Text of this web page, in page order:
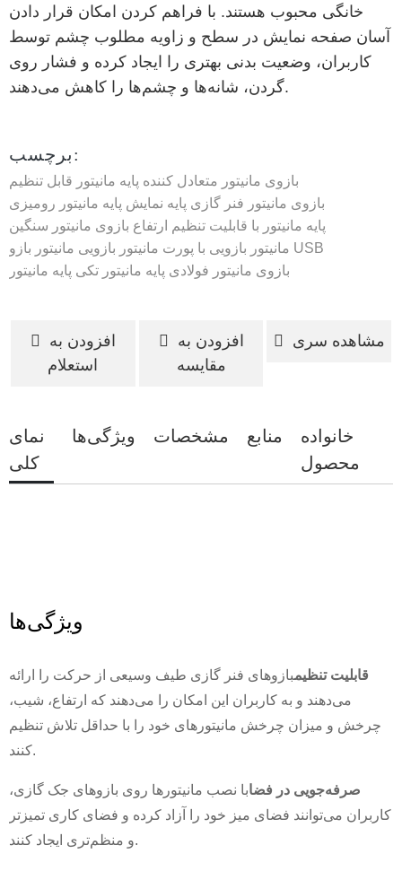
خانگی محبوب هستند. با فراهم کردن امکان قرار دادن
آسان صفحه نمایش در سطح و زاویه مطلوب چشم توسط
کاربران، وضعیت بدنی بهتری را ایجاد کرده و فشار روی
گردن، شانه‌ها و چشم‌ها را کاهش می‌دهند.
برچسب:
پایه مانیتور قابل تنظیم بازوی مانیتور متعادل کننده
پایه مانیتور رومیزی پایه نمایش بازوی مانیتور فنر گازی
بازوی مانیتور سنگین پایه مانیتور با قابلیت تنظیم ارتفاع
مانیتور بازو مانیتور بازویی
مانیتور بازویی با پورت USB
پایه مانیتور پایه مانیتور تکی بازوی مانیتور فولادی
افزودن به
استعلام
افزودن به
مقایسه
مشاهده سری
نمای
کلی
ویژگی‌ها مشخصات منابع
خانواده
محصول
ویژگی‌ها
قابلیت تنظیمبازوهای فنر گازی طیف وسیعی از حرکت را ارائه
می‌دهند و به کاربران این امکان را می‌دهند که ارتفاع، شیب،
چرخش و میزان چرخش مانیتورهای خود را با حداقل تلاش تنظیم
کنند.
صرفه‌جویی در فضابا نصب مانیتورها روی بازوهای جک گازی،
کاربران می‌توانند فضای میز خود را آزاد کرده و فضای کاری تمیزتر
و منظم‌تری ایجاد کنند.